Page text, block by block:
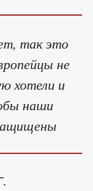
так это
не
хотели и
наши